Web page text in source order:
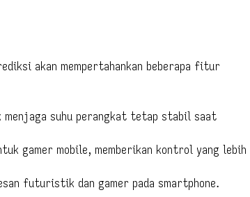
akan mempertahankan beberapa fitur
menjaga suhu perangkat tetap stabil saat
gamer mobile, memberikan kontrol yang lebih
futuristik dan gamer pada smartphone.